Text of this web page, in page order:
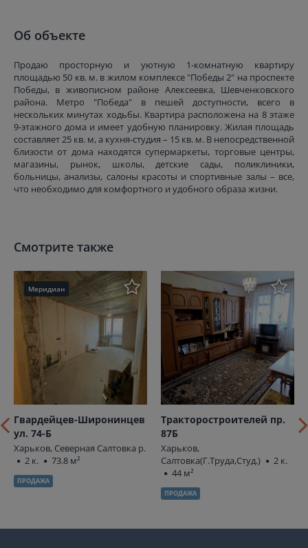
Об объекте
Продаю просторную и уютную 1-комнатную квартиру
площадью 50 кв. м. в жилом комплексе "Победы 2" на проспекте
Победы, в живописном районе Алексеевка, Шевченковского
района. Метро "Победа" в пешей доступности, всего в
нескольких минутах ходьбы. Квартира расположена на 8 этаже
9-этажного дома и имеет удобную планировку. Жилая площадь
составляет 25 кв. м, а кухня-студия – 15 кв. м. В непосредственной
близости от дома находятся супермаркеты, торговые центры,
магазины, рынок, школы, детские сады, поликлиники,
больницы, анализы, салоны красоты и спортивные залы – все,
что необходимо для комфортного и удобного образа жизни.
Смотрите также
Меридиан
Гвардейцев-Широнинцев
ул. 74-Б
Харьков, Северная Салтовка р.
2 к.
73.8 м²
ПРОДАЖА
Тракторостроителей пр.
87Б
Харьков,
Салтовка(Г.Труда,Студ.)
2 к.
44 м²
ПРОДАЖА